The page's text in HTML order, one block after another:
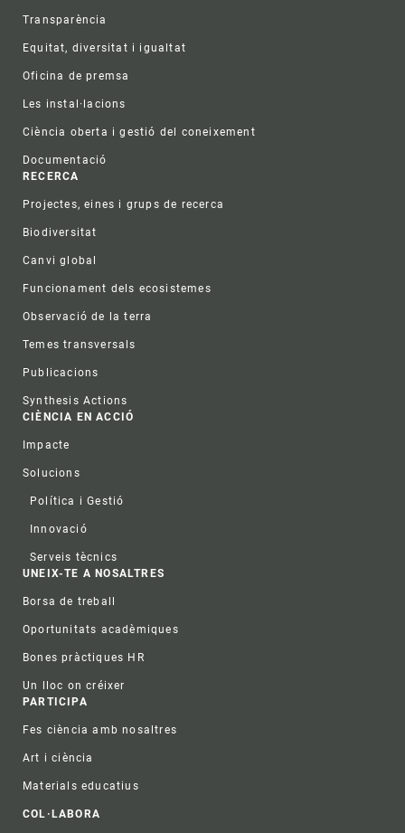
Transparència
Equitat, diversitat i igualtat
Oficina de premsa
Les instal·lacions
Ciència oberta i gestió del coneixement
Documentació
RECERCA
Projectes, eines i grups de recerca
Biodiversitat
Canvi global
Funcionament dels ecosistemes
Observació de la terra
Temes transversals
Publicacions
Synthesis Actions
CIÈNCIA EN ACCIÓ
Impacte
Solucions
Política i Gestió
Innovació
Serveis tècnics
UNEIX-TE A NOSALTRES
Borsa de treball
Oportunitats acadèmiques
Bones pràctiques HR
Un lloc on créixer
PARTICIPA
Fes ciència amb nosaltres
Art i ciència
Materials educatius
COL·LABORA